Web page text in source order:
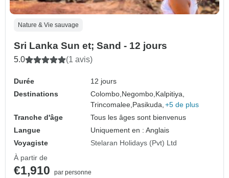
Nature & Vie sauvage
Sri Lanka Sun et; Sand - 12 jours
5.0 (1 avis)
Durée
12 jours
Destinations
Colombo, Negombo, Kalpitiya,
Trincomalee, Pasikuda, +5 de plus
Tranche d'âge
Tous les âges sont bienvenus
Langue
Uniquement en : Anglais
Voyagiste
Stelaran Holidays (Pvt) Ltd
À partir de
€1,910 par personne